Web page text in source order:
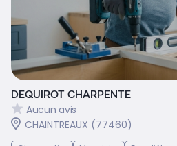
DEQUIROT CHARPENTE
Aucun avis
CHAINTREAUX (77460)